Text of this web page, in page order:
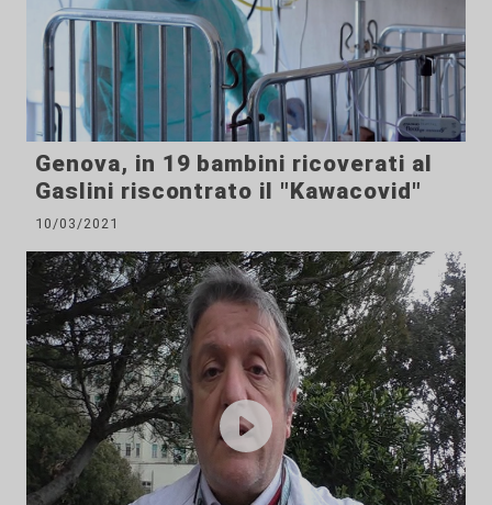
Genova, in 19 bambini ricoverati al
Gaslini riscontrato il "Kawacovid"
10/03/2021